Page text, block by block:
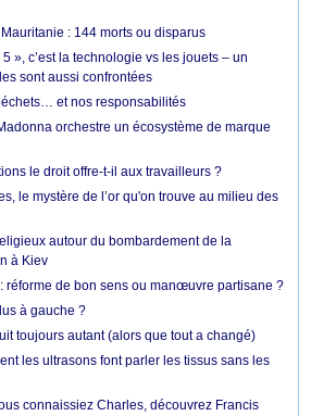
: 144 morts ou disparus
», c’est la technologie vs les jouets – un
sont aussi confrontées
et nos responsabilités
orchestre un écosystème de marque
le droit offre-t-il aux travailleurs ?
le mystère de l’or qu'on trouve au milieu des
autour du bombardement de la
à Kiev
: réforme de bon sens ou manœuvre partisane ?
à gauche ?
toujours autant (alors que tout a changé)
les ultrasons font parler les tissus sans les
connaissiez Charles, découvrez Francis